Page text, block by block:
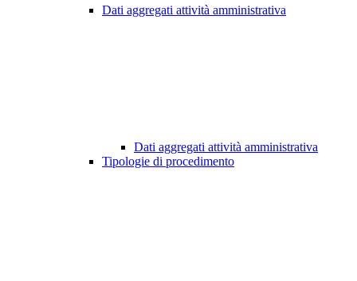
Dati aggregati attività amministrativa
Dati aggregati attività amministrativa
Tipologie di procedimento